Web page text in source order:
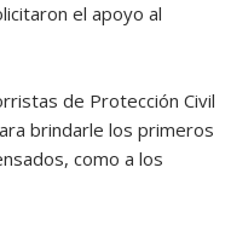
el apoyo al
de Protección Civil
brindarle los primeros
como a los